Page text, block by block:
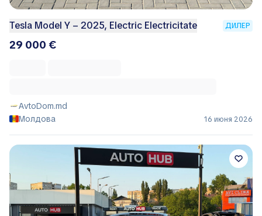
Tesla Model Y – 2025, Electric Electricitate ДИЛЕР
29 000 €
AvtoDom.md
Молдова
16 июня 2026